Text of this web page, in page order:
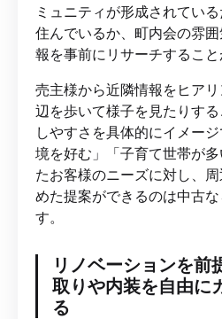
ミュニティが形成されてい
住んでいるか、町内会の雰
報を事前にリサーチすること
売主様から近隣情報をヒア
辺を歩いて様子を見たりす
しやすさを具体的にイメー
境を好む」「子育て世帯が
たお客様のニーズに対し、
めた提案ができるのは中古
す。
リノベーションを前
取りや内装を自由に
る